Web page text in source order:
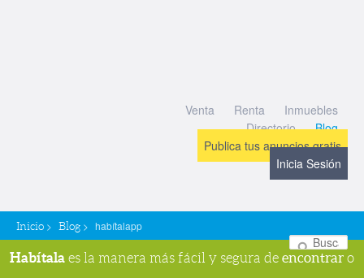
Venta Renta
Inmuebles
Directorio
Blog
Publica tus anuncios gratis
Inicia Sesión
Inicio > Blog > habítalapp
Habítala es la manera más fácil y segura de encontrar o